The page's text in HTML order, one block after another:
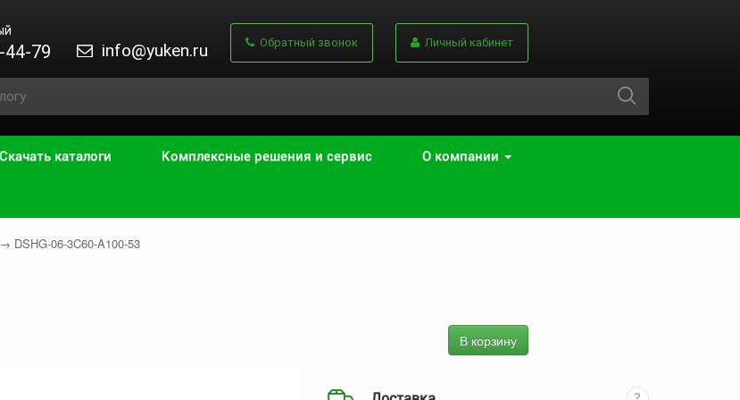
44-79 info@yuken.ru Обратный звонок Личный кабинет
Скачать каталоги Комплексные решения и сервис О компании
→ DSHG-06-3C60-A100-53
В корзину